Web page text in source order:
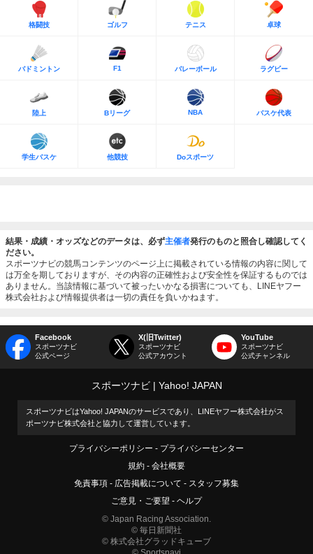
格闘技 ゴルフ テニス 卓球
バドミントン F1 バレーボール ラグビー
陸上 Bリーグ NBA バスケ代表
学生バスケ 他競技 Doスポーツ
結果・成績・オッズなどのデータは、必ず主催者発行のものと照合し確認してく
ださい。
スポーツナビの競馬コンテンツのページ上に掲載されている情報の内容に関して
は万全を期しておりますが、その内容の正確性および安全性を保証するものでは
ありません。当該情報に基づいて被ったいかなる損害についても、LINEヤフー
株式会社および情報提供者は一切の責任を負いかねます。
Facebook
スポーツナビ
公式ページ
X(旧Twitter)
スポーツナビ
公式アカウント
YouTube
スポーツナビ
公式チャンネル
スポーツナビ Yahoo! JAPAN
スポーツナビはYahoo! JAPANのサービスであり、LINEヤフー株式会社がス
ポーツナビ株式会社と協力して運営しています。
プライバシーポリシー
プライバシーセンター
規約
会社概要
免責事項
広告掲載について
スタッフ募集
ご意見・ご要望
ヘルプ
© Japan Racing Association.
© 毎日新聞社
© 株式会社グラッドキューブ